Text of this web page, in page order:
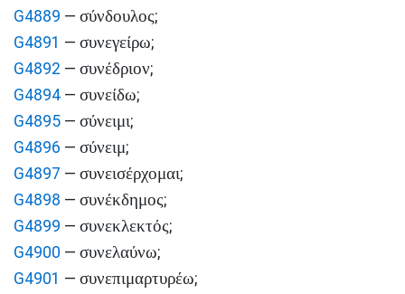
G4889 — σύνδουλος;
G4891 — συνεγείρω;
G4892 — συνέδριον;
G4894 — συνείδω;
G4895 — σύνειμι;
G4896 — σύνειμ;
G4897 — συνεισέρχομαι;
G4898 — συνέκδημος;
G4899 — συνεκλεκτός;
G4900 — συνελαύνω;
G4901 — συνεπιμαρτυρέω;